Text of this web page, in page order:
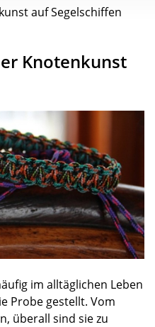
auf Segelschiffen
Knotenkunst
im alltäglichen Leben
Probe gestellt. Vom
überall sind sie zu